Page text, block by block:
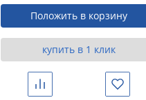
глянцевый (AC1219TC-
AC0105-AC0120)
Положить в корзину
купить в 1 клик
Сравнить Избранное